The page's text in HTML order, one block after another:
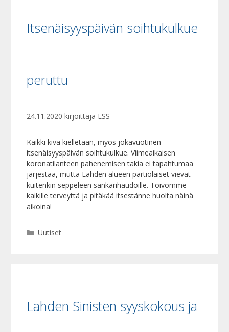
Itsenäisyyspäivän soihtukulkue
peruttu
24.11.2020 kirjoittaja LSS
Kaikki kiva kielletään, myös jokavuotinen
itsenäisyyspäivän soihtukulkue. Viimeaikaisen
koronatilanteen pahenemisen takia ei tapahtumaa
järjestää, mutta Lahden alueen partiolaiset vievät
kuitenkin seppeleen sankarihaudoille. Toivomme
kaikille terveyttä ja pitäkää itsestänne huolta näinä
aikoina!
Kategoriat
Uutiset
Lahden Sinisten syyskokous ja